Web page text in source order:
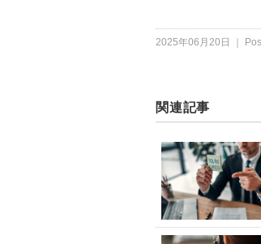
2025年06月20日 ｜
関連記事